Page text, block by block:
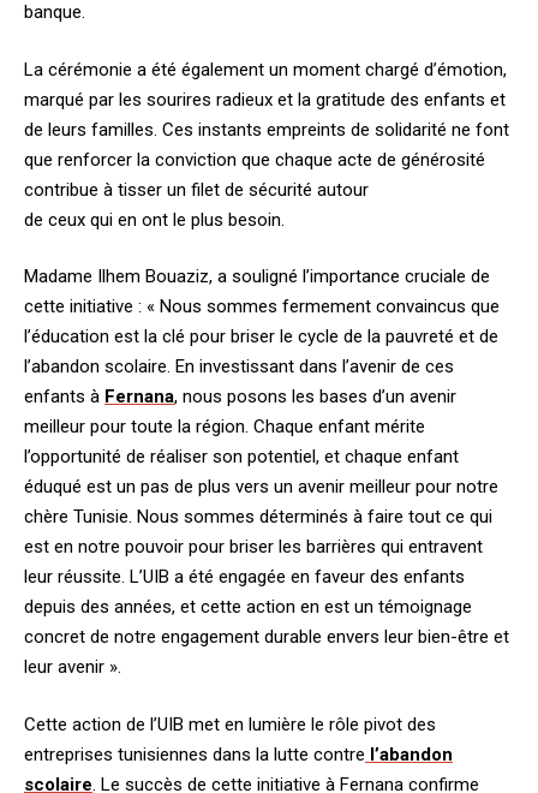
banque.
La cérémonie a été également un moment chargé d’émotion,
marqué par les sourires radieux et la gratitude des enfants et
de leurs familles. Ces instants empreints de solidarité ne font
que renforcer la conviction que chaque acte de générosité
contribue à tisser un filet de sécurité autour
de ceux qui en ont le plus besoin.
Madame Ilhem Bouaziz, a souligné l’importance cruciale de
cette initiative : « Nous sommes fermement convaincus que
l’éducation est la clé pour briser le cycle de la pauvreté et de
l’abandon scolaire. En investissant dans l’avenir de ces
enfants à Fernana, nous posons les bases d’un avenir
meilleur pour toute la région. Chaque enfant mérite
l’opportunité de réaliser son potentiel, et chaque enfant
éduqué est un pas de plus vers un avenir meilleur pour notre
chère Tunisie. Nous sommes déterminés à faire tout ce qui
est en notre pouvoir pour briser les barrières qui entravent
leur réussite. L’UIB a été engagée en faveur des enfants
depuis des années, et cette action en est un témoignage
concret de notre engagement durable envers leur bien-être et
leur avenir ».
Cette action de l’UIB met en lumière le rôle pivot des
entreprises tunisiennes dans la lutte contre l’abandon
scolaire. Le succès de cette initiative à Fernana confirme